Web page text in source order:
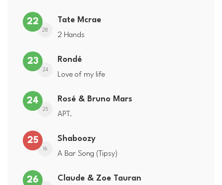
22
28
Tate Mcrae
2 Hands
23
24
Rondé
Love of my life
24
25
Rosé & Bruno Mars
APT.
25
16
Shaboozy
A Bar Song (Tipsy)
26 Claude & Zoe Tauran